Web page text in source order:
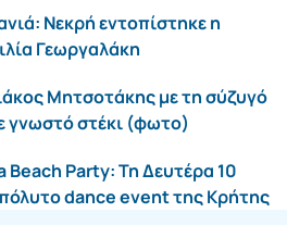
Νεκρή εντοπίστηκε η
Γεωργαλάκη
Μητσοτάκης με τη σύζυγό
γνωστό στέκι (φωτο)
Beach Party: Τη Δευτέρα 10
dance event της Κρήτης